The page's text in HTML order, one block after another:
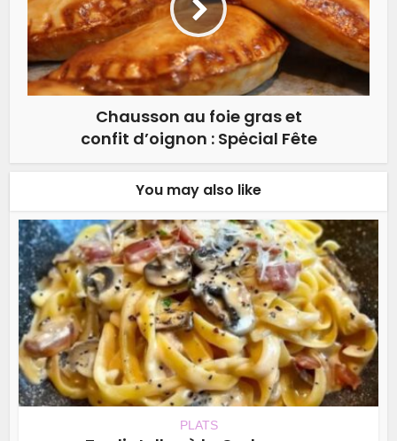
Chausson au foie gras et
confit d’oignon : Spėcial Fête
You may also like
PLATS